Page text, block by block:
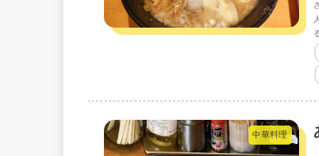
中華料理